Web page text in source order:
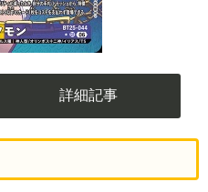
詳細記事